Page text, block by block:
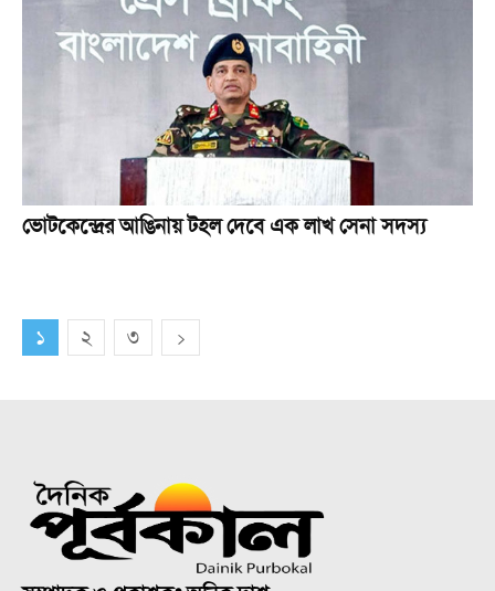
ভোটকেন্দ্রের আঙিনায় টহল দেবে এক লাখ সেনা সদস্য
১ ২ ৩